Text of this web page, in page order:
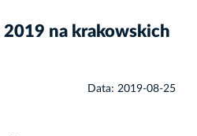
na krakowskich
Data: 2019-08-25